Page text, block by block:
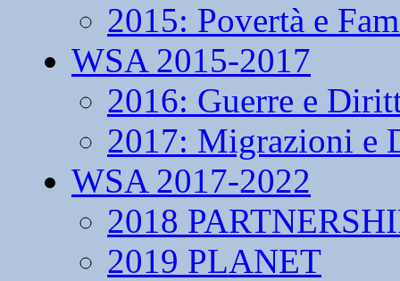
2015: Povertà e
WSA 2015-2017
2016: Guerre e
2017: Migrazioni e
WSA 2017-2022
2018
2019 PLANET